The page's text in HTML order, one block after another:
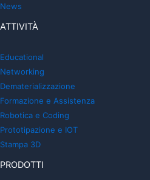
News
ATTIVITÀ
Educational
Networking
Dematerializzazione
Formazione e Assistenza
Robotica e Coding
Prototipazione e IOT
Stampa 3D
PRODOTTI